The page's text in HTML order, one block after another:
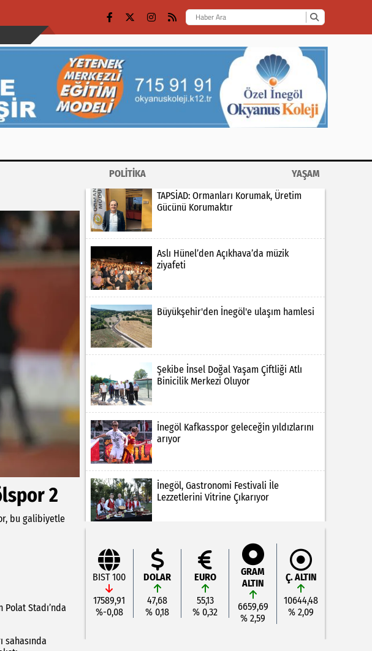
POLİTİKA
YAŞAM
2
bu galibiyetle
Stadı’nda
TAPSİAD: Ormanları Korumak, Üretim
Gücünü Korumaktır
Aslı Hünel’den Açıkhava’da müzik
ziyafeti
Büyükşehir'den İnegöl'e ulaşım hamlesi
Şekibe İnsel Doğal Yaşam Çiftliği Atlı
Binicilik Merkezi Oluyor
İnegöl Kafkasspor geleceğin yıldızlarını
arıyor
İnegöl, Gastronomi Festivali İle
Lezzetlerini Vitrine Çıkarıyor
BIST 100
17589,91
%-0,08
DOLAR
47,68
% 0,18
EURO
55,13
% 0,32
GRAM
ALTIN
6659,69
% 2,59
Ç. ALTIN
10644,48
% 2,09